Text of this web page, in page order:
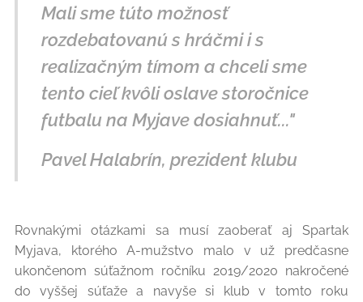
Mali sme túto možnosť
rozdebatovanú s hráčmi i s
realizačným tímom a chceli sme
tento cieľ kvôli oslave storočnice
futbalu na Myjave dosiahnuť..."
Pavel Halabrín, prezident klubu
Rovnakými otázkami sa musí zaoberať aj Spartak
Myjava, ktorého A-mužstvo malo v už predčasne
ukončenom súťažnom ročníku 2019/2020 nakročené
do vyššej súťaže a navyše si klub v tomto roku